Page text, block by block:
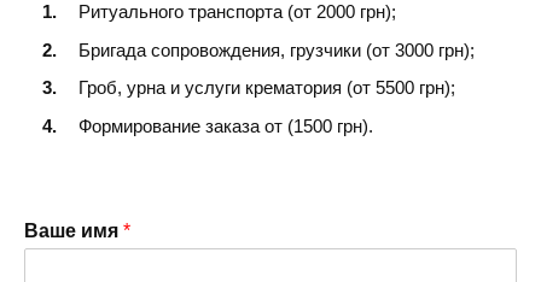
Ритуального транспорта (от 2000 грн);
Бригада сопровождения, грузчики (от 3000 грн);
Гроб, урна и услуги крематория (от 5500 грн);
Формирование заказа от (1500 грн).
Ваше имя *